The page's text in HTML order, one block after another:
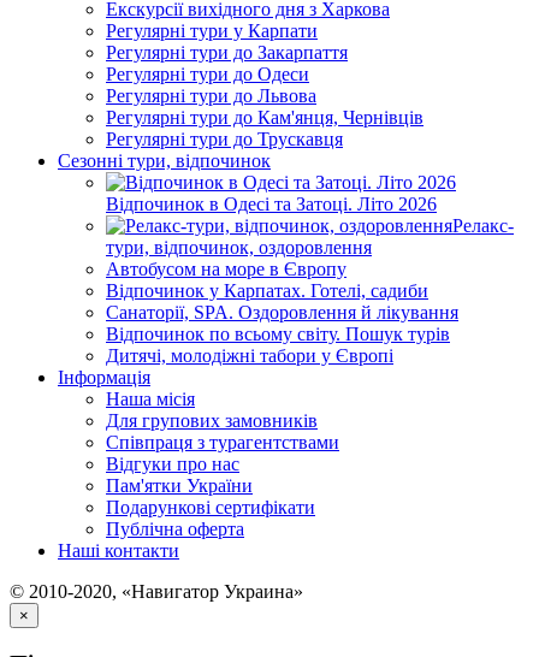
Екскурсії вихідного дня з Харкова
Регулярні тури у Карпати
Регулярні тури до Закарпаття
Регулярні тури до Одеси
Регулярні тури до Львова
Регулярні тури до Кам'янця, Чернівців
Регулярні тури до Трускавця
Сезонні тури, відпочинок
Відпочинок в Одесі та Затоці. Літо 2026
Релакс-
тури, відпочинок, оздоровлення
Автобусом на море в Європу
Відпочинок у Карпатах. Готелі, садиби
Санаторії, SPA. Оздоровлення й лікування
Відпочинок по всьому світу. Пошук турів
Дитячі, молодіжні табори у Європі
Інформація
Наша місія
Для групових замовників
Співпраця з турагентствами
Відгуки про нас
Пам'ятки України
Подарункові сертифікати
Публічна оферта
Наші контакти
© 2010-2020, «Навигатор Украина»
×